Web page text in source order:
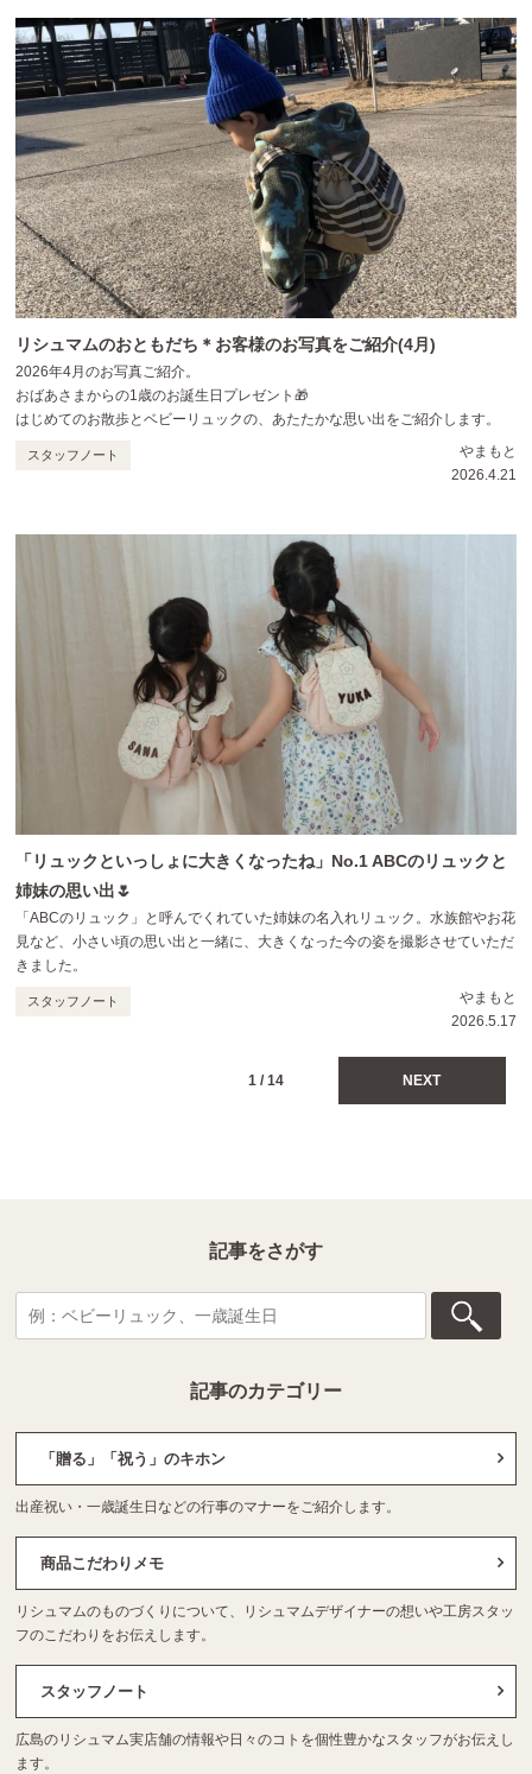
リシュマムのおともだち＊お客様のお写真をご紹介(4月)
2026年4月のお写真ご紹介。
おばあさまからの1歳のお誕生日プレゼント🎁
はじめてのお散歩とベビーリュックの、あたたかな思い出をご紹介します。
スタッフノート
やまもと
2026.4.21
「リュックといっしょに大きくなったね」No.1 ABCのリュックと
姉妹の思い出🌷
「ABCのリュック」と呼んでくれていた姉妹の名入れリュック。水族館やお花
見など、小さい頃の思い出と一緒に、大きくなった今の姿を撮影させていただ
きました。
スタッフノート
やまもと
2026.5.17
1 / 14 NEXT
記事をさがす
記事のカテゴリー
「贈る」「祝う」のキホン
出産祝い・一歳誕生日などの行事のマナーをご紹介します。
商品こだわりメモ
リシュマムのものづくりについて、リシュマムデザイナーの想いや工房スタッ
フのこだわりをお伝えします。
スタッフノート
広島のリシュマム実店舗の情報や日々のコトを個性豊かなスタッフがお伝えし
ます。